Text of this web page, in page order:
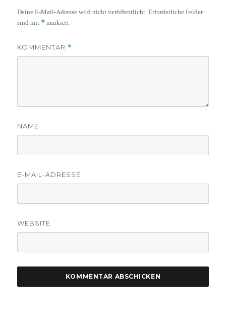
Deine E-Mail-Adresse wird nicht veröffentlicht. Erforderliche Felder
sind mit * markiert
KOMMENTAR *
NAME
E-MAIL-ADRESSE
WEBSITE